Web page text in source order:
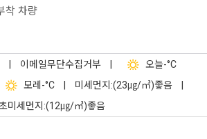
착 차량
이메일무단수집거부 오늘-°C
모레 -°C 미세먼지:(23㎍/㎥)좋음
미세먼지:(12㎍/㎥)좋음